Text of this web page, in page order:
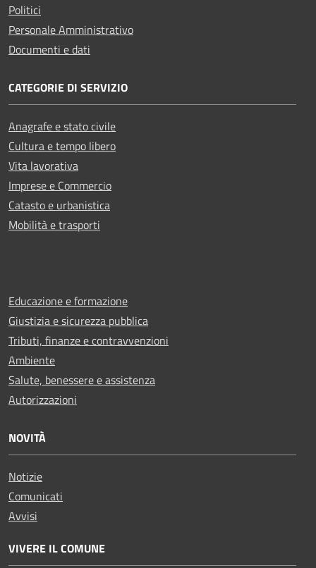
Politici
Personale Amministrativo
Documenti e dati
CATEGORIE DI SERVIZIO
Anagrafe e stato civile
Cultura e tempo libero
Vita lavorativa
Imprese e Commercio
Catasto e urbanistica
Mobilità e trasporti
Educazione e formazione
Giustizia e sicurezza pubblica
Tributi, finanze e contravvenzioni
Ambiente
Salute, benessere e assistenza
Autorizzazioni
NOVITÀ
Notizie
Comunicati
Avvisi
VIVERE IL COMUNE